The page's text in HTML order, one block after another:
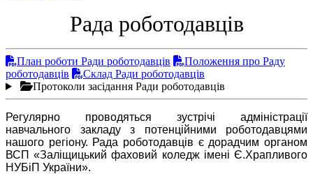
Рада роботодавців
План роботи Ради роботодавців
Положення про Раду
роботодавців
Склад Ради роботодавців
Протоколи засідання Ради роботодавців
Регулярно проводяться зустрічі адміністрації
навчального закладу з потенційними роботодавцями
нашого регіону. Рада роботодавців є дорадчим органом
ВСП «Заліщицький фаховий коледж імені Є.Храпливого
НУБіП України».